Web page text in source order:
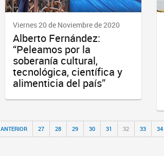
Viernes 20 de Noviembre de 2020
Alberto Fernández:
“Peleamos por la
soberanía cultural,
tecnológica, científica y
alimenticia del país”
ANTERIOR 27 28 29 30 31 32 33 34